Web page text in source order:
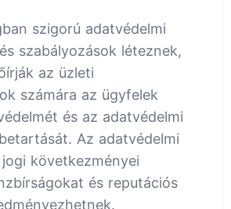
szigorú adatvédelmi
szabályozások léteznek,
az üzleti
számára az ügyfelek
és az adatvédelmi
Az adatvédelmi
következményei
és reputációs